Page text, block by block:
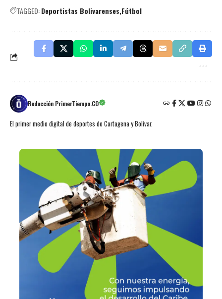
TAGGED:Deportistas Bolivarenses Fútbol
Redacción PrimerTiempo.CO
El primer medio digital de deportes de Cartagena y Bolívar.